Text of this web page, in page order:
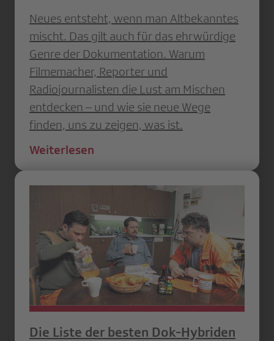
Neues entsteht, wenn man Altbekanntes
mischt. Das gilt auch für das ehrwürdige
Genre der Dokumentation. Warum
Filmemacher, Reporter und
Radiojournalisten die Lust am Mischen
entdecken – und wie sie neue Wege
finden, uns zu zeigen, was ist.
Weiterlesen
Die Liste der besten Dok-Hybriden